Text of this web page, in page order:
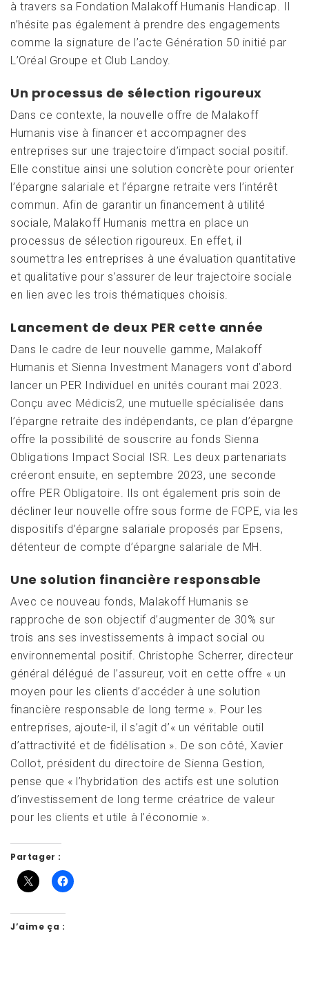
à travers sa Fondation Malakoff Humanis Handicap. Il
n’hésite pas également à prendre des engagements
comme la signature de l’acte Génération 50 initié par
L’Oréal Groupe et Club Landoy.
Un processus de sélection rigoureux
Dans ce contexte, la nouvelle offre de Malakoff
Humanis vise à financer et accompagner des
entreprises sur une trajectoire d’impact social positif.
Elle constitue ainsi une solution concrète pour orienter
l’épargne salariale et l’épargne retraite vers l’intérêt
commun. Afin de garantir un financement à utilité
sociale, Malakoff Humanis mettra en place un
processus de sélection rigoureux. En effet, il
soumettra les entreprises à une évaluation quantitative
et qualitative pour s’assurer de leur trajectoire sociale
en lien avec les trois thématiques choisis.
Lancement de deux PER cette année
Dans le cadre de leur nouvelle gamme, Malakoff
Humanis et Sienna Investment Managers vont d’abord
lancer un PER Individuel en unités courant mai 2023.
Conçu avec Médicis2, une mutuelle spécialisée dans
l’épargne retraite des indépendants, ce plan d’épargne
offre la possibilité de souscrire au fonds Sienna
Obligations Impact Social ISR. Les deux partenariats
créeront ensuite, en septembre 2023, une seconde
offre PER Obligatoire. Ils ont également pris soin de
décliner leur nouvelle offre sous forme de FCPE, via les
dispositifs d’épargne salariale proposés par Epsens,
détenteur de compte d’épargne salariale de MH.
Une solution financière responsable
Avec ce nouveau fonds, Malakoff Humanis se
rapproche de son objectif d’augmenter de 30% sur
trois ans ses investissements à impact social ou
environnemental positif. Christophe Scherrer, directeur
général délégué de l’assureur, voit en cette offre « un
moyen pour les clients d’accéder à une solution
financière responsable de long terme ». Pour les
entreprises, ajoute-il, il s’agit d’« un véritable outil
d’attractivité et de fidélisation ». De son côté, Xavier
Collot, président du directoire de Sienna Gestion,
pense que « l’hybridation des actifs est une solution
d’investissement de long terme créatrice de valeur
pour les clients et utile à l’économie ».
Partager :
J’aime ça :